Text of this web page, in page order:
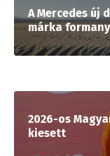
A Mercedes új
márka
2026-os
kiesett